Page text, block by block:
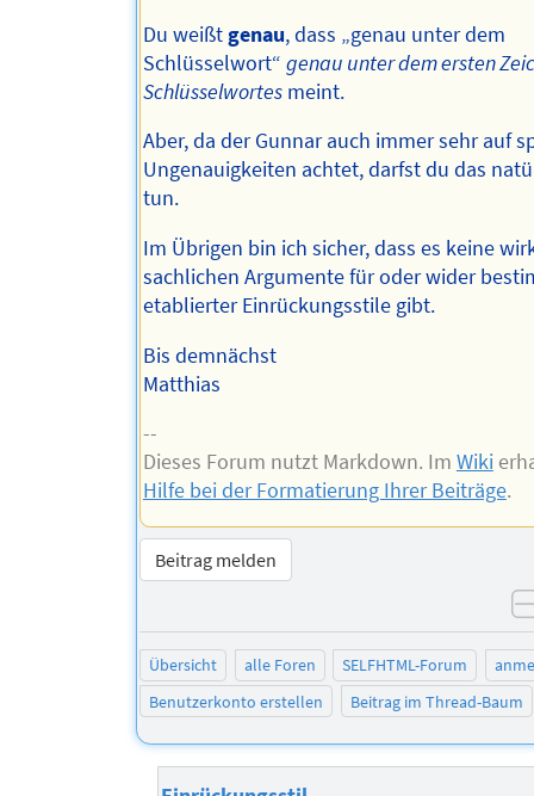
Du weißt genau, dass „genau unter dem
Schlüsselwort“ genau unter dem ersten
Schlüsselwortesmeint.
Aber, da der Gunnar auch immer sehr auf
Ungenauigkeiten achtet, darfst du das
tun.
Im Übrigen bin ich sicher, dass es keine
sachlichen Argumente für oder wider
etablierter Einrückungsstile gibt.
Bis demnächst
Matthias
--
Dieses Forum nutzt Markdown. Im Wiki
Hilfe bei der Formatierung Ihrer Beiträge.
Beitrag melden
Übersicht alle Foren SELFHTML-Forum
Benutzerkonto erstellen
Beitrag im Thread-Baum